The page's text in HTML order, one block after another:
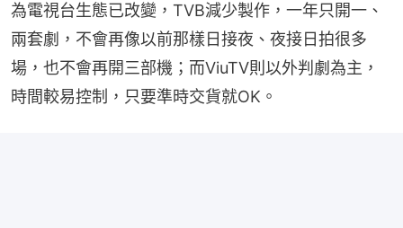
為電視台生態已改變，TVB減少製作，一年只開一、
兩套劇，不會再像以前那樣日接夜、夜接日拍很多
場，也不會再開三部機；而ViuTV則以外判劇為主，
時間較易控制，只要準時交貨就OK。